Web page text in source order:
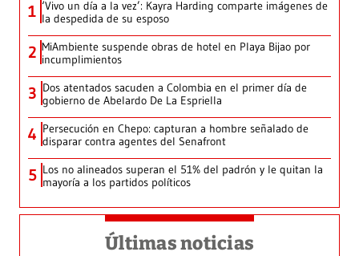
1 ‘Vivo un día a la vez’: Kayra Harding comparte imágenes de
la despedida de su esposo
2 MiAmbiente suspende obras de hotel en Playa Bijao por
incumplimientos
3 Dos atentados sacuden a Colombia en el primer día de
gobierno de Abelardo De La Espriella
4 Persecución en Chepo: capturan a hombre señalado de
disparar contra agentes del Senafront
5 Los no alineados superan el 51% del padrón y le quitan la
mayoría a los partidos políticos
Últimas noticias